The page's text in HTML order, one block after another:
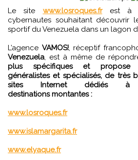
Le site www.losroques.frest à
cybernautes souhaitant découvrir
sportif du Venezuela dans un lagon
L’agence VAMOS!, réceptif
Venezuela , est à même de
plus spécifiques et propose
généralistes et spécialisés, de très
sites Internet dédiés à
destinations montantes :
www.losroques.fr
www.islamargarita.fr
www.elyaque.fr